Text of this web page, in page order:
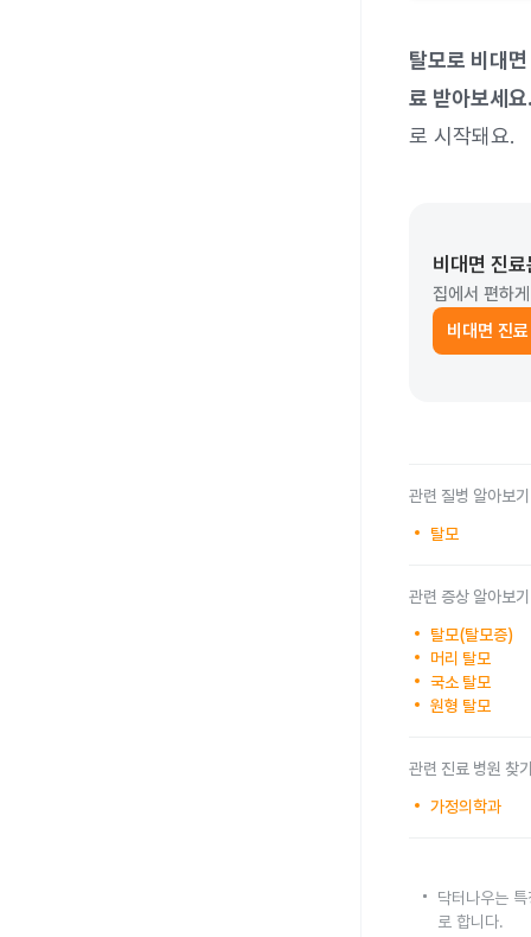
탈모로 비대
료 받아보세
로 시작돼요.
비대면 진
집에서 편하
비대면 진
관련 질병 알아보기
탈모
관련 증상 알아보기
탈모(탈모증)
머리 탈모
국소 탈모
원형 탈모
관련 진료 병원 찾
가정의학과
닥터나우는
로 합니다.